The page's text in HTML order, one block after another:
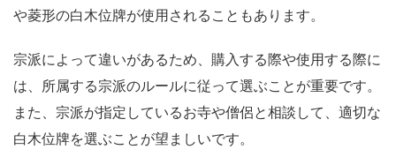
や菱形の白木位牌が使用されることもあります。
宗派によって違いがあるため、購入する際や使用する際に
は、所属する宗派のルールに従って選ぶことが重要です。
また、宗派が指定しているお寺や僧侶と相談して、適切な
白木位牌を選ぶことが望ましいです。